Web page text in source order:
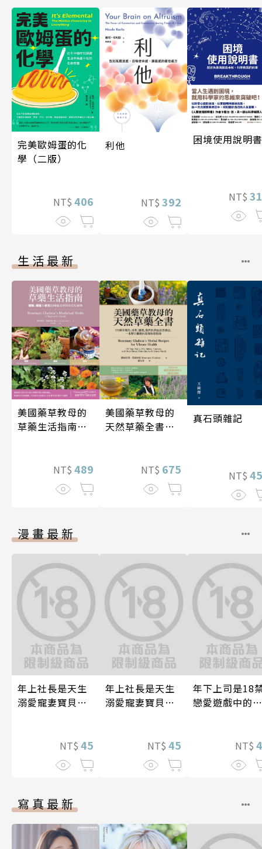
完美歐姆蛋的化
學（二版）
NT$ 406
利他
NT$ 392
困境使用說明書
NT$
生活最新
美國藥草教母的
草藥生活指南
NT$ 489
美國藥草教母的
天然草藥全書
NT$ 675
真石頭雜記
NT$
漫畫最新
年上社長是天生
溺愛寵妻寶貝獸
就不會再孤單!?
NT$ 45
年上社長是天生
溺愛寵妻寶貝獸
就不會再孤單!?
NT$ 45
年下上司是18
戀愛遊戲中的我
NT$
寫真最新